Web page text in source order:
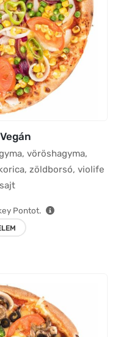
vöröshagyma,
zöldborsó, violife
Pontot.